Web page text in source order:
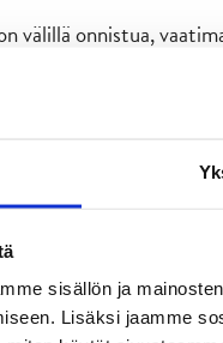
sisällön ja
Lisäksi jaamme
välillä onnistua,
29 vetoa ja niistä
pitivät todelliset
Toisessa erässä
hyvä. Kaiken